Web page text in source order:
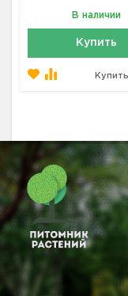
В наличии
Купить